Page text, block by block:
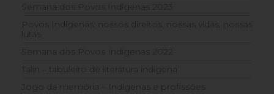
Semana dos Povos Indígenas 2023
Povos Indígenas: nossos direitos, nossas vidas, nossas
lutas
Semana dos Povos Indígenas 2022
Talin – tabuleiro de literatura indígena
Jogo da memória – Indígenas e profissões